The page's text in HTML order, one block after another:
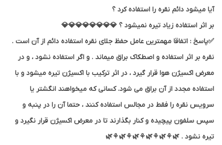
آیا میشود دائم نقره را استفاده کرد ؟
بر اثر استفاده زیاد تیره نمیشود ؟ 💎💎💎💎💎💎💎💎
✅پاسخ : اتفاقا مهمترین عامل حفظ جلای نقره استفاده دائم از آن است .
نقره بر اثر استفاده و اصطکاک براق میماند . و اگر استفاده نشود ، و در
معرض اکسیژن هوا قرار گیرد ، در اثر ترکیب با اکسیژن تیره میشود و با
استفاده مجدد از آن براق می شود. کسانی که میخواهند انگشتر یا
سرویس نقره را فقط در مجالس استفاده کنند ، حتما آن را در پنبه و
سپس سلفون پیچیده و کنار بگذارند تا در معرض اکسیژن قرار نگیرد و
تیره نشود . 🌿⚘🌿⚘🌿⚘🌿⚘🌿⚘🌿